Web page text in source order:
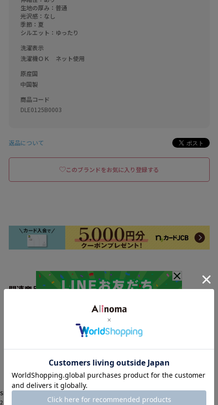
生地の厚み：普通
光沢感：なし
季節：夏
シルエット：ゆったり
洗濯表示
洗濯機ＯＫ　ネット使用
原産国
中国製
商品コード
DLE0125B0003
返品について
このブランドをお気に入り登録する
関連商品
SMILELAND
2４時間ずっと快適かるスルーメ 2４時間ずっと快適かるスルーメ 【セットアップ可】24時間ずっ